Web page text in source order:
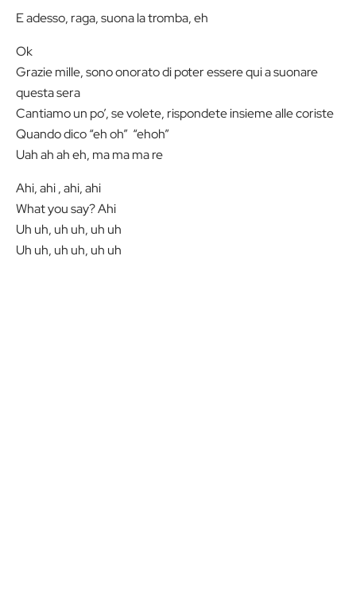
E adesso, raga, suona la tromba, eh
Ok
Grazie mille, sono onorato di poter essere qui a suonare
questa sera
Cantiamo un po’, se volete, rispondete insieme alle coriste
Quando dico “eh oh” “ehoh”
Uah ah ah eh, ma ma ma re
Ahi, ahi , ahi, ahi
What you say? Ahi
Uh uh, uh uh, uh uh
Uh uh, uh uh, uh uh